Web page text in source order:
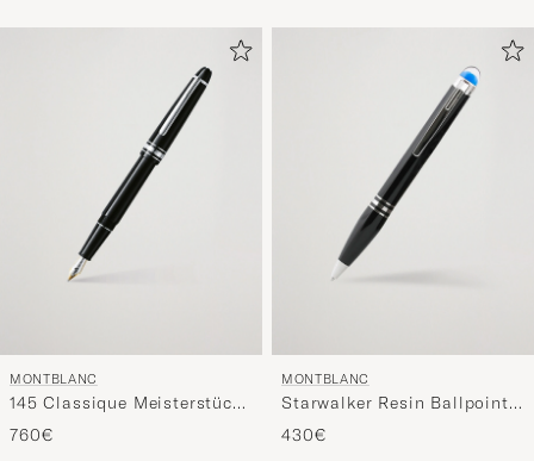
MONTBLANC
145 Classique Meisterstück
F Fountain Pen Platinum
Line
760€
MONTBLANC
Starwalker Resin Ballpoint
Pen Black
430€